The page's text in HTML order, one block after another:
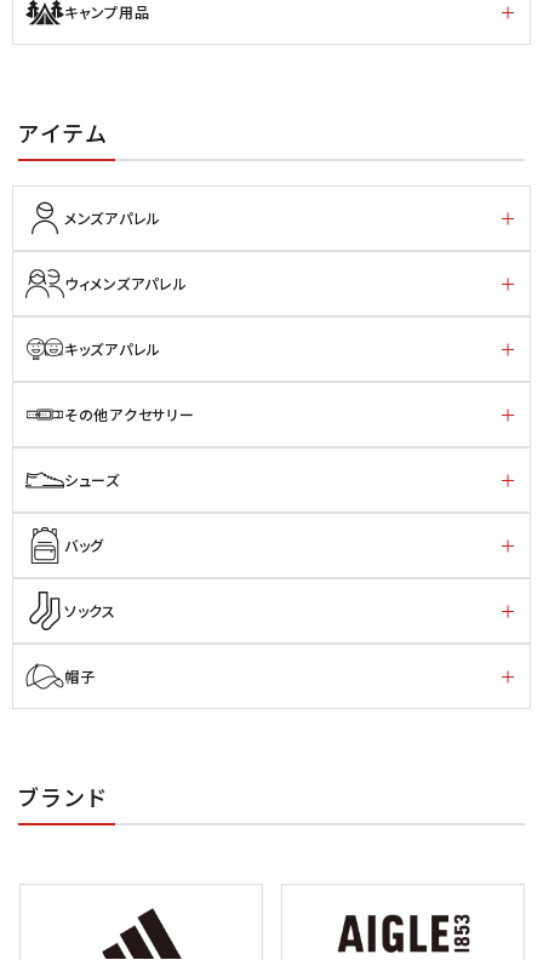
キャンプ用品
アイテム
メンズアパレル
ウィメンズアパレル
キッズアパレル
その他アクセサリー
シューズ
バッグ
ソックス
帽子
ブランド